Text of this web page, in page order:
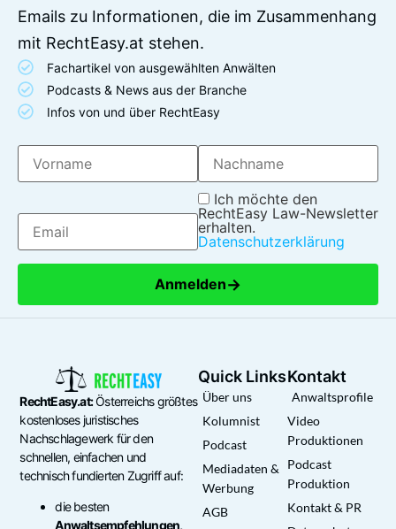
Emails zu Informationen, die im Zusammenhang
mit RechtEasy.at stehen.
Fachartikel von ausgewählten Anwälten
Podcasts & News aus der Branche
Infos von und über RechtEasy
Ich möchte den
RechtEasy Law-Newsletter
erhalten.
Datenschutzerklärung
Anmelden→
RechtEasy.at:Österreichs größtes
kostenloses juristisches
Nachschlagewerk für den
schnellen, einfachen und
technisch fundierten Zugriff auf:
die besten
Anwaltsempfehlungen,
Quick Links
Über uns
Kolumnist
Podcast
Mediadaten &
Werbung
AGB
Kontakt
Anwaltsprofile
Video
Produktionen
Podcast
Produktion
Kontakt & PR